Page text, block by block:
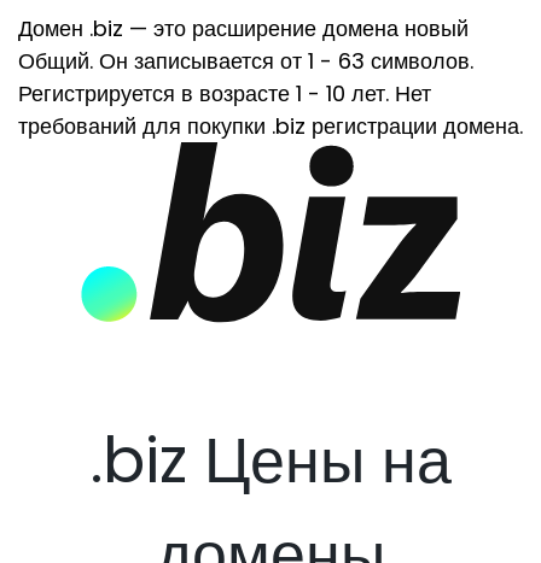
Домен .biz — это расширение домена новый
Общий. Он записывается от 1 - 63 символов.
Регистрируется в возрасте 1 - 10 лет. Нет
требований для покупки .biz регистрации домена.
.biz Цены на